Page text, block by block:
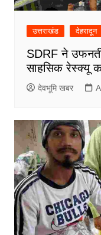
उत्तराखंड देहरादून
SDRF ने
साहसिक रेस्क्यू
देवभूमि खबर